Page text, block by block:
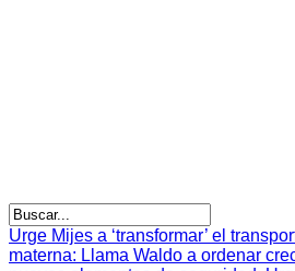
Urge Mijes a ‘transformar’ el
materna: Llama Waldo a ordenar